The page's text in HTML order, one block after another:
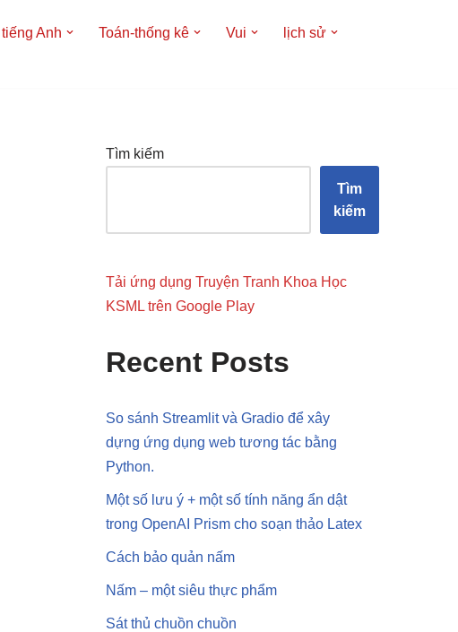
tiếng Anh Toán-thống kê Vui
lịch sử
Tìm kiếm
Tìm
kiếm
Tải ứng dụng Truyện Tranh Khoa Học
KSML trên Google Play
Recent Posts
So sánh Streamlit và Gradio để xây
dựng ứng dụng web tương tác bằng
Python.
Một số lưu ý + một số tính năng ẩn dật
trong OpenAI Prism cho soạn thảo Latex
Cách bảo quản nấm
Nấm – một siêu thực phẩm
Sát thủ chuồn chuồn